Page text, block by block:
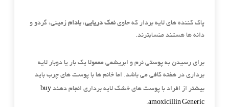
پاک کننده های لایه بردار که حاوی نمک دریایی، بادامزمینی، گردو و
دانه ها هستند منسابترند.
برای رسیدن به پوستی نرم و ابریشمی معمولا یک بار یا دوبار لایه
برداری در هفته کافی می باشد. اما خانم ها با پوست های چرب باید
بیشتر از افراد با پوست های خشک لایه برداری انجام دهند buy
amoxicillin Generic
.